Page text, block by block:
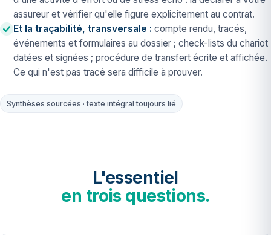
assureur et vérifier qu'elle figure explicitement au contrat.
Et la traçabilité, transversale : compte rendu, tracés,
événements et formulaires au dossier ; check-lists du chariot
datées et signées ; procédure de transfert écrite et affichée.
Ce qui n'est pas tracé sera difficile à prouver.
Synthèses sourcées · texte intégral toujours lié
L'essentiel
en trois questions.